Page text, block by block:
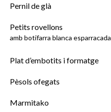
Pernil de glà
Petits rovellons
amb botifarra blanca esparracada
Plat d’embotits i formatge
Pèsols ofegats
Marmitako